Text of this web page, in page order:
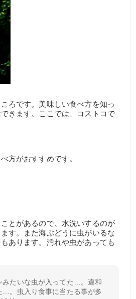
ろです。美味しい食べ方を知っ
きます。ここでは、コストコで
方がおすすめです。
とがあるので、水洗いするのが
す。また海ぶどうに虫がいるな
あります。汚れや虫があっても
みたいな虫が入ってた…。違和
…。虫入り食事に当たる事が多